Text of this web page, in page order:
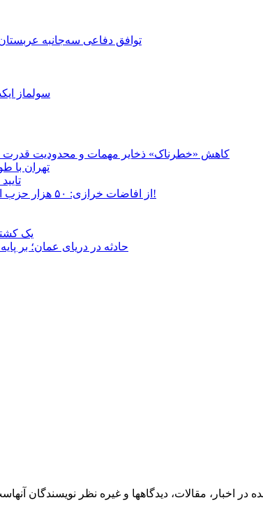
توافق دفاعی سه‌جانبه
سولماز
کاهش «خطرناک» ذخایر مهمات و محدودیت قدرت
تهران با
از افاضات خرازی: ۵۰ هزار حزب اللهی بریزند خیابان‌ها و بی حجاب‌ها را بکشند و نیرو‌های دولتی را ناکار کنند!
یک
حادثه در دریای عمان؛ بر